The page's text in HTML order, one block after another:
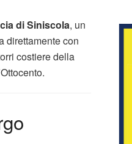
di Siniscola, un
direttamente con
costiere della